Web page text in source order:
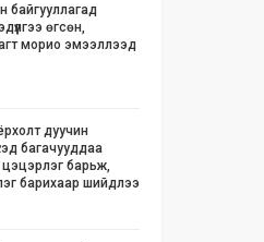
байгууллагад
өгсөн,
морио эмээллээд
дуучин
багачууддаа
барьж,
барихаар шийдлээ